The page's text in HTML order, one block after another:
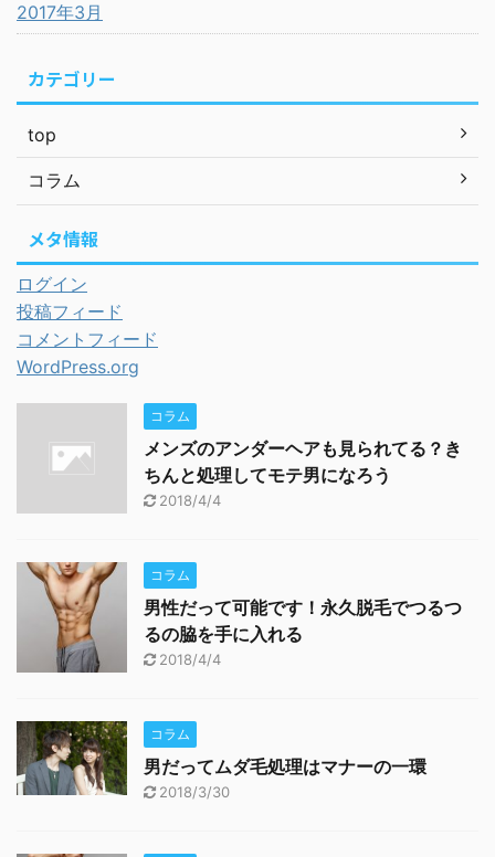
2017年3月
カテゴリー
top
コラム
メタ情報
ログイン
投稿フィード
コメントフィード
WordPress.org
コラム
メンズのアンダーヘアも見られてる？き
ちんと処理してモテ男になろう
2018/4/4
コラム
男性だって可能です！永久脱毛でつるつ
るの脇を手に入れる
2018/4/4
コラム
男だってムダ毛処理はマナーの一環
2018/3/30